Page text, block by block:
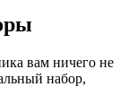
вам ничего не
набор,